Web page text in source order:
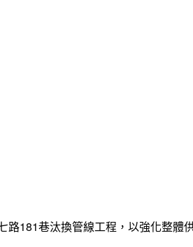
181巷汰換管線工程，以強化整體